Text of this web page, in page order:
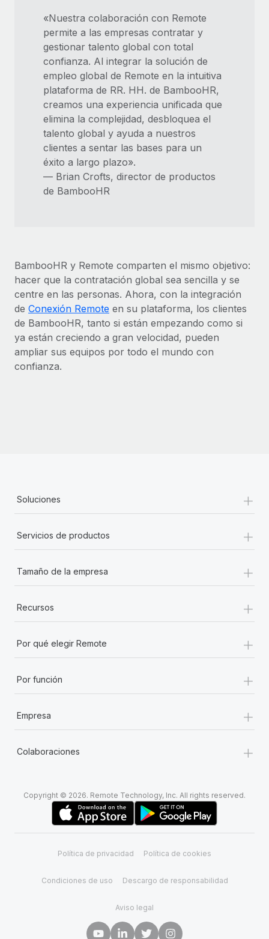
«Nuestra colaboración con Remote
permite a las empresas contratar y
gestionar talento global con total
confianza. Al integrar la solución de
empleo global de Remote en la intuitiva
plataforma de RR. HH. de BambooHR,
creamos una experiencia unificada que
elimina la complejidad, desbloquea el
talento global y ayuda a nuestros
clientes a sentar las bases para un
éxito a largo plazo».
— Brian Crofts, director de productos
de BambooHR
BambooHR y Remote comparten el mismo objetivo:
hacer que la contratación global sea sencilla y se
centre en las personas. Ahora, con la integración
de Conexión Remote en su plataforma, los clientes
de BambooHR, tanto si están empezando como si
ya están creciendo a gran velocidad, pueden
ampliar sus equipos por todo el mundo con
confianza.
Soluciones +
Servicios de productos +
Tamaño de la empresa +
Recursos +
Por qué elegir Remote +
Por función +
Empresa +
Colaboraciones +
Copyright © 2026. Remote Technology, Inc. All rights reserved.
Política de privacidad Política de cookies
Condiciones de uso Descargo de responsabilidad
Aviso legal